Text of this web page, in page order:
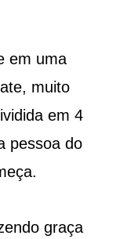
em uma
muito
em 4
pessoa do
graça